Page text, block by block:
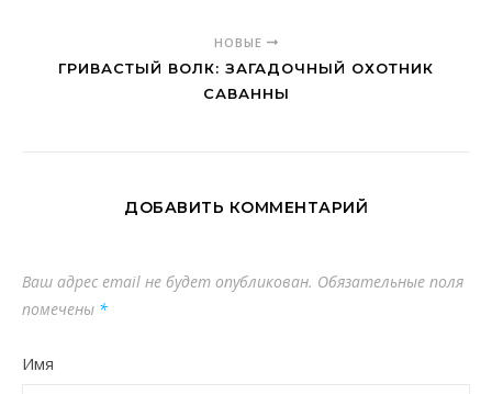
НОВЫЕ
ГРИВАСТЫЙ ВОЛК: ЗАГАДОЧНЫЙ ОХОТНИК
САВАННЫ
ДОБАВИТЬ КОММЕНТАРИЙ
Ваш адрес email не будет опубликован. Обязательные поля
помечены *
Имя